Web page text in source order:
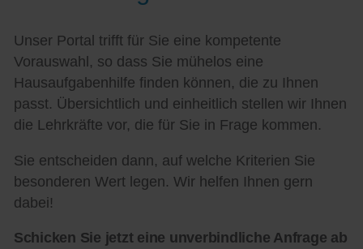
Unser Portal trifft für Sie eine kompetente
Vorauswahl, so dass Sie mühelos eine
Hausaufgabenhilfe finden können, die zu Ihnen
passt. Übersichtlich und einheitlich stellen wir Ihnen
die Lehrkräfte vor, die für Sie in Frage kommen.
Sie entscheiden dann, auf welche Kriterien Sie
besonderen Wert legen. Wir helfen Ihnen gern
dabei!
Schicken Sie jetzt eine unverbindliche Anfrage ab